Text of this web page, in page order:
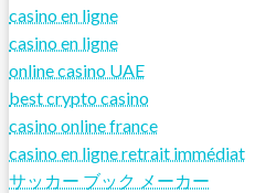
casino en ligne
casino en ligne
online casino UAE
best crypto casino
casino online france
casino en ligne retrait immédiat
サッカー ブック メーカー